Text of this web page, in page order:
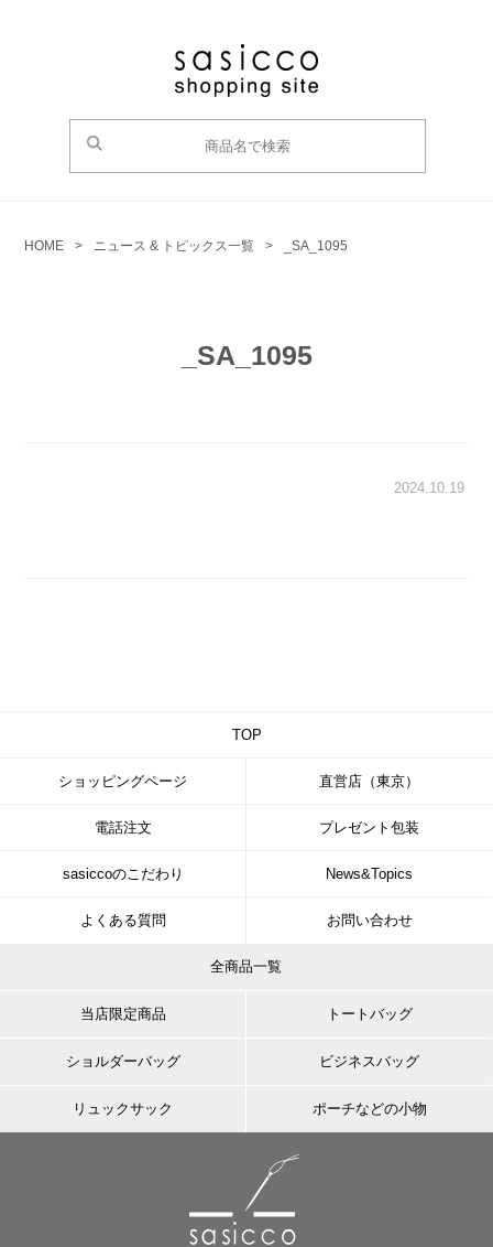
HOME > ニュース & トピックス一覧 > _SA_1095
_SA_1095
2024.10.19
TOP
ショッピングページ 直営店（東京）
電話注文 プレゼント包装
sasiccoのこだわり News&Topics
よくある質問 お問い合わせ
全商品一覧
当店限定商品 トートバッグ
ショルダーバッグ ビジネスバッグ
リュックサック ポーチなどの小物